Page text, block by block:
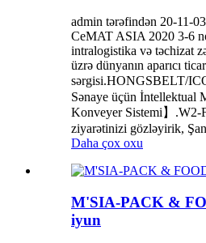
admin tərəfindən 20-11-
CeMAT ASIA 2020 3-6
intralogistika və təchizat
üzrə dünyanın aparıcı
sərgisi.HONGSBELT/
Sənaye üçün İntellektual
Konveyer Sistemi】.W2-
ziyarətinizi gözləyirik,
Daha çox oxu
M'SIA-PACK &
iyun